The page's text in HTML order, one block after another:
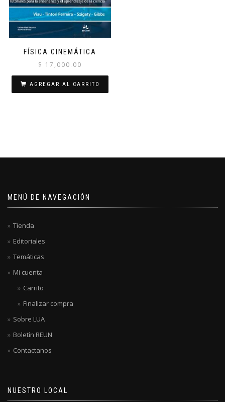
FÍSICA CINEMÁTICA
$ 17,000.00
AGREGAR AL CARRITO
MENÚ DE NAVEGACIÓN
Tienda
Editoriales
Temáticas
Mi cuenta
Carrito
Finalizar compra
Sobre LUA
Boletín REUN
Contactanos
NUESTRO LOCAL